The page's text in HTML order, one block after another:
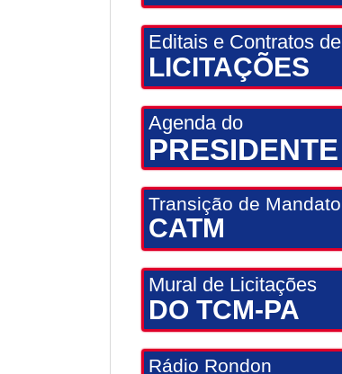
Editais e Contratos de
LICITAÇÕES
Agenda do
PRESIDENTE
Transição de Mandato
CATM
Mural de Licitações
DO TCM-PA
Rádio Rondon